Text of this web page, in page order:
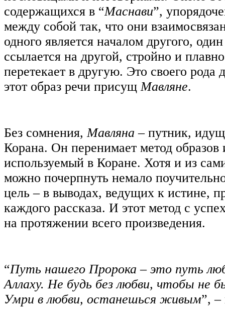
содержащихся в “Маснави”,
между собой так, что они
одного является началом другого,
ссылается на другой, стройно и
перетекает в другую. Это своего рода
этот образ речи присущМавляне.
Без сомнения,Мавляна – путник,
Корана. Он перенимает метод образов
используемый в Коране. Хотя и из
можно почерпнуть немало
цель – в выводах, ведущих к истине,
каждого рассказа. И этот метод с
на протяжении всего произведения.
“Путь нашего Пророка – это путь
Аллаху. Не будь без любви, чтобы не
Умри в любви, останешься живым”, –